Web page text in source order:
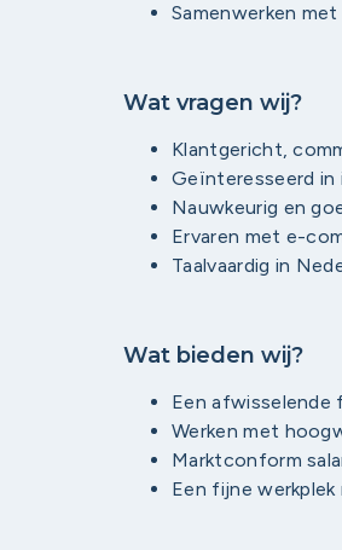
Samenwerken
Wat vragen wij?
Klantgericht,
Geïnteresseerd in
Nauwkeurig en
Ervaren met e-
Taalvaardig in
Wat bieden wij?
Een
Werken met
Marktconform
Een fijne